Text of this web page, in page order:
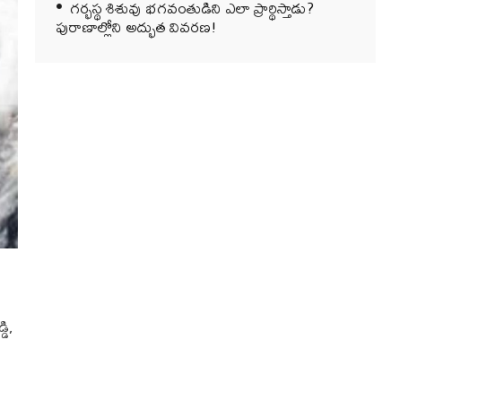
గర్భస్థ శిశువు భగవంతుడిని ఎలా ప్రార్థిస్తాడు?
పురాణాల్లోని అద్భుత వివరణ!